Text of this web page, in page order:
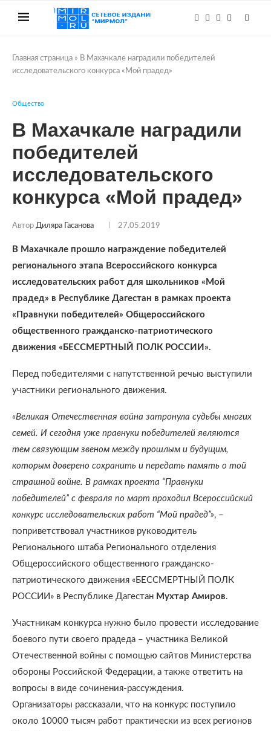
Главная страница » В Махачкале наградили победителей
исследовательского конкурса «Мой прадед»
Общество
В Махачкале наградили
победителей
исследовательского
конкурса «Мой прадед»
Автор Диляра Гасанова 27.05.2019
В Махачкале прошло награждение победителей
регионального этапа Всероссийского конкурса
исследовательских работ для школьников «Мой
прадед» в Республике Дагестан в рамках проекта
«Правнуки победителей» Общероссийского
общественного гражданско-патриотического
движения «БЕССМЕРТНЫЙ ПОЛК РОССИИ».
Перед победителями с напутственной речью выступили
участники регионального движения.
«Великая Отечественная война затронула судьбы многих
семей. И сегодня уже правнуки победителей являются
тем связующим звеном между прошлым и будущим,
которым доверено сохранить и передать память о той
страшной войне. В рамках проекта “Правнуки
победителей” с февраля по март проходил Всероссийский
конкурс исследовательских работ “Мой прадед”», –
поприветствовал участников руководитель
Регионального штаба Регионального отделения
Общероссийского общественного гражданско-
патриотического движения «БЕССМЕРТНЫЙ ПОЛК
РОССИИ» в Республике Дагестан Мухтар Амиров.
Участникам конкурса нужно было провести исследование
боевого пути своего прадеда – участника Великой
Отечественной войны с помощью сайтов Министерства
обороны Российской Федерации, а также ответить на
вопросы в виде сочинения-рассуждения.
Организаторы рассказали, что на конкурс поступило
около 10000 тысяч работ практически из всех регионов